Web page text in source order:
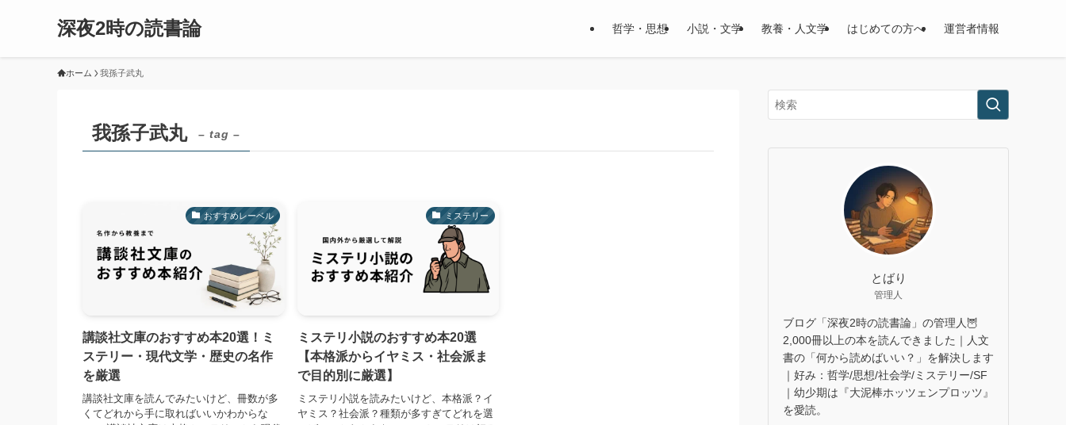
深夜2時の読書論 哲学・思想 小説・文学 教養・人文学 はじめての方へ 運営者情報
ホーム 我孫子武丸
我孫子武丸 – tag –
おすすめレーベル
講談社文庫のおすすめ本20選！ミ
ステリー・現代文学・歴史の名作
を厳選
講談社文庫を読んでみたいけど、冊数が多
くてどれから手に取ればいいかわからな
ミステリー
ミステリ小説のおすすめ本20選
【本格派からイヤミス・社会派ま
で目的別に厳選】
ミステリ小説を読みたいけど、本格派？イ
ヤミス？社会派？種類が多すぎてどれを選
とばり
管理人
ブログ「深夜2時の読書論」の管理人🦉
2,000冊以上の本を読んできました｜人文
書の「何から読めばいい？」を解決します
｜好み：哲学/思想/社会学/ミステリー/SF
｜幼少期は『大泥棒ホッツェンプロッツ』
を愛読。